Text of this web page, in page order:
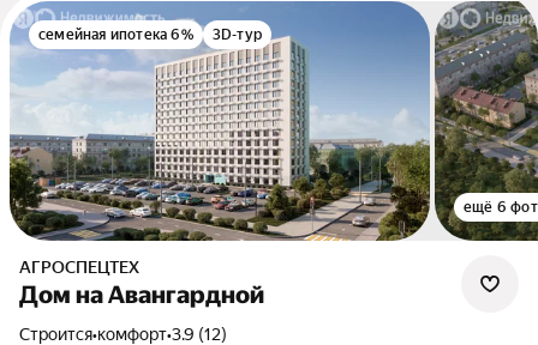
семейная ипотека 6% 3D-тур
ещё 6
АГРОСПЕЦТЕХ
Дом на Авангардной
Строится•комфорт•3.9 (12)